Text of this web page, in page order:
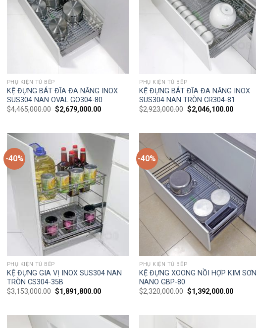
PHỤ KIỆN TỦ BẾP
KỆ ĐỰNG BÁT ĐĨA ĐA NĂNG INOX
SUS304 NAN OVAL GO304-80
$4,465,000.00 $2,679,000.00
PHỤ KIỆN TỦ BẾP
KỆ ĐỰNG BÁT ĐĨA ĐA NĂNG INOX
SUS304 NAN TRÒN CR304-81
$2,923,000.00 $2,046,100.00
-40%
PHỤ KIỆN TỦ BẾP
KỆ ĐỰNG GIA VỊ INOX SUS304 NAN
TRÒN CS304-35B
$3,153,000.00 $1,891,800.00
-40%
PHỤ KIỆN TỦ BẾP
KỆ ĐỰNG XOONG NỒI HỢP KIM SƠN
NANO GBP-80
$2,320,000.00 $1,392,000.00